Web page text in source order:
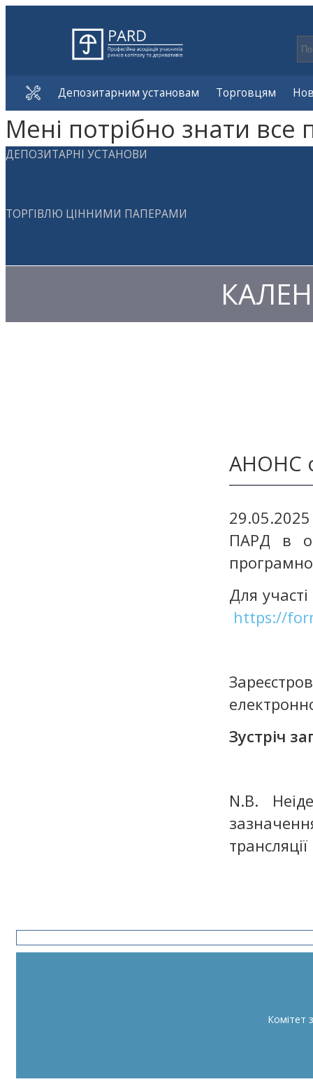
Депозитарним установам Торговцям
Мені потрібно знати все
ДЕПОЗИТАРНІ УСТАНОВИ
ТОРГІВЛЮ ЦІННИМИ ПАПЕРАМИ
АНОНС
ПАРД в
Для
https://
Зустріч
N.B.
трансляції
Комітет